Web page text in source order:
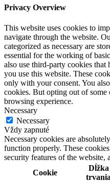
Privacy Overview
This website uses cookies to
navigate through the website.
categorized as necessary are
essential for the working of
also use third-party cookies that
you use this website. These
only with your consent. You
cookies. But opting out of
browsing experience.
Necessary
Necessary
Vždy zapnuté
Necessary cookies are
function properly. These
security features of the website,
Cookie
Dĺžka
trvania